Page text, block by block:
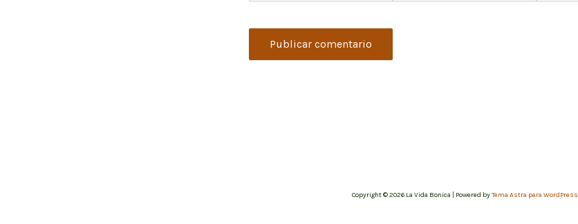
Copyright © 2026 La Vida Bonica | Powered byTema Astra para WordPress